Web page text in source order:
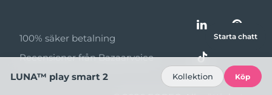
Affiliateprogram
100% säker betalning
Recensioner från Bazaarvoice
Starta chatt
LUNA™ play smart 2 Kollektion Köp